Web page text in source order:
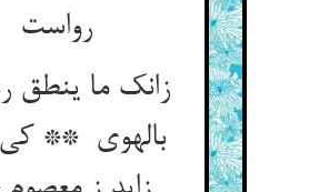
رواست
زانک ما ینطق
بالهوی ** کی